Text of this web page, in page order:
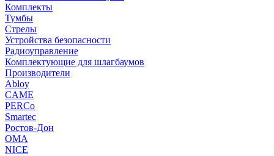
Комплекты
Тумбы
Стрелы
Устройства безопасности
Радиоуправление
Комплектующие для шлагбаумов
Производители
Abloy
CAME
PERCo
Smartec
Ростов-Дон
ОМА
NICE